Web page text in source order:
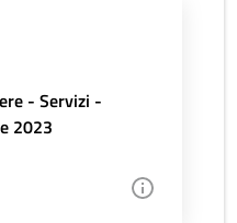
- Servizi -
2023